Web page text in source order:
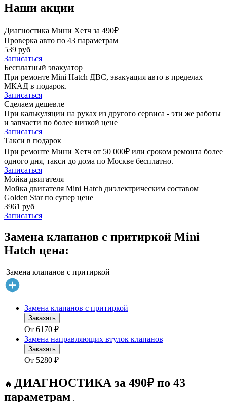
Наши акции
Диагностика Мини Хетч за 490₽
Проверка авто по 43 параметрам
539 руб
Записаться
Бесплатный эвакуатор
При ремонте Mini Hatch ДВС, эвакуация авто в пределах
МКАД в подарок.
Записаться
Сделаем дешевле
При калькуляции на руках из другого сервиса - эти же работы
и запчасти по более низкой цене
Записаться
Такси в подарок
При ремонте Мини Хетч от 50 000₽ или сроком ремонта более
одного дня, такси до дома по Москве бесплатно.
Записаться
Мойка двигателя
Мойка двигателя Mini Hatch диэлектрическим составом
Golden Star по супер цене
3961 руб
Записаться
Замена клапанов с притиркой Mini
Hatch цена:
Замена клапанов с притиркой
Замена клапанов с притиркой
Заказать
От 6170 ₽
Замена направляющих втулок клапанов
Заказать
От 5280 ₽
🔥 ДИАГНОСТИКА за 490₽ по 43
параметрам .